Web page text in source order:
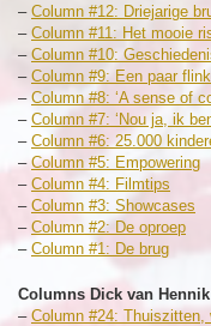
– Column #12: Driejarige
– Column #11: Het mooie
– Column #10:
– Column #9: Een paar
– Column #8: ‘A sense of
– Column #7: ‘Nou ja, ik
– Column #6: 25.000
– Column #5: Empowering
– Column #4: Filmtips
– Column #3: Showcases
– Column #2: De oproep
– Column #1: De brug
Columns Dick van
– Column #24: Thuiszitten,